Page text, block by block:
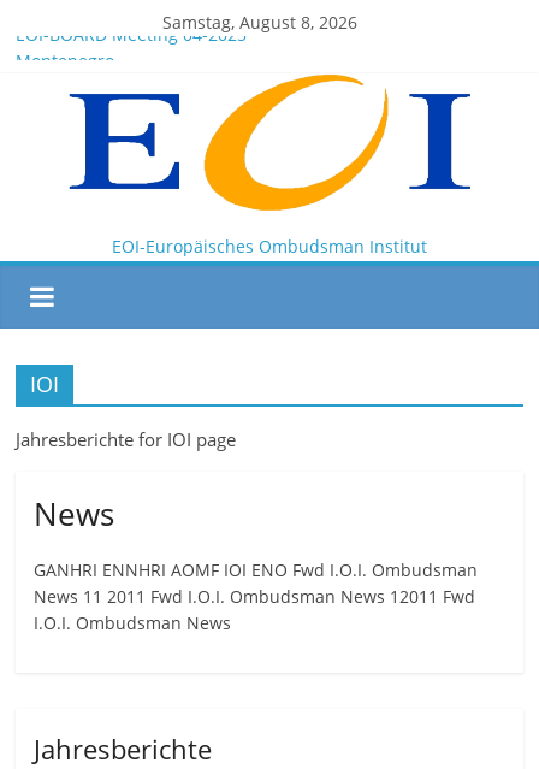
Samstag, August 8, 2026
EOI-BOARD Meeting 04-2025
Montenegro
News for members of the EOI
EOI – General ASSEMBLY 2025 10 28
President Milkov participated in the Doha Conference on
Artificial Intelligence and Human Rights
EOI-Europäisches Ombudsman Institut
IOI
Jahresberichte for IOI page
News
GANHRI ENNHRI AOMF IOI ENO Fwd I.O.I. Ombudsman
News 11 2011 Fwd I.O.I. Ombudsman News 12011 Fwd
I.O.I. Ombudsman News
Jahresberichte